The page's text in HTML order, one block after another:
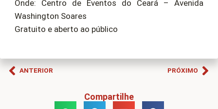
Onde: Centro de Eventos do Ceará – Avenida
Washington Soares
Gratuito e aberto ao público
ANTERIOR PRÓXIMO
Compartilhe